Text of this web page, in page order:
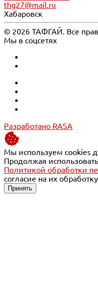
thg27@mail.ru
Хабаровск
© 2026 ТАФГАЙ. Все
Мы в соцсетях
Разработано RASA
Мы используем cookies
Продолжая
Политикой обработки
согласие на их
Принять